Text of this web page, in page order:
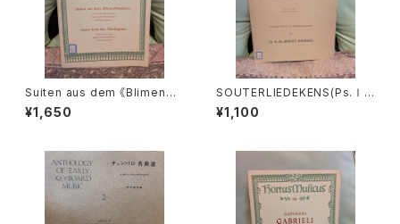
Suiten aus dem 《Blimenbü
schlein》【著者：MUFFAT】出
版社：BÄRENREITER KASSEL
¥1,650
SOUTERLIEDEKENS(Ps.Ⅰ,
Ⅻ,XXXⅠ,XXXⅧ,XL,XLⅡ,L
Ⅲ,LXV)【著者：JACOBUS CL
¥1,100